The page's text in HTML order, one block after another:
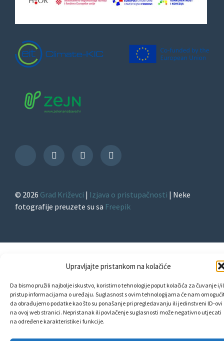
Upravljajte pristankom na kolačiće
Da bismo pružili najbolje iskustvo, koristimo tehnologije poput kolačića za čuvanje i/
pristup informacijama o uređaju. Suglasnost s ovim tehnologijama će nam
da obrađujemo podatke kao što su ponašanje pri pregledavanju ili jedinstveni ID-ovi
na ovoj web stranici. Nepristanak ili povlačenje suglasnosti može negativno utjecati
na određene karakteristike i funkcije.
TikTok
Facebook TripAdvisor
© 2026 Grad Križevci | Izjava o pristupačnosti | Neke
fotografije preuzete su sa Freepik